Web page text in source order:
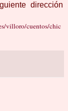
dirección
villoro/cuentos/chic